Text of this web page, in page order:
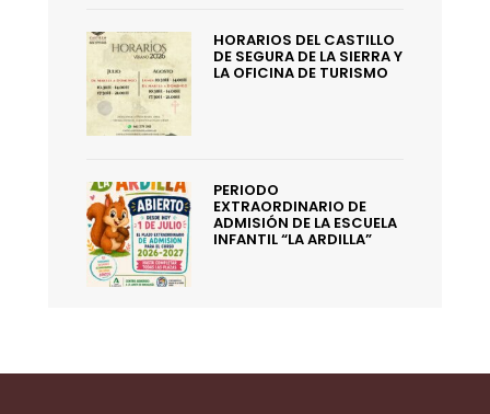
HORARIOS DEL CASTILLO
DE SEGURA DE LA SIERRA Y
LA OFICINA DE TURISMO
PERIODO
EXTRAORDINARIO DE
ADMISIÓN DE LA ESCUELA
INFANTIL “LA ARDILLA”